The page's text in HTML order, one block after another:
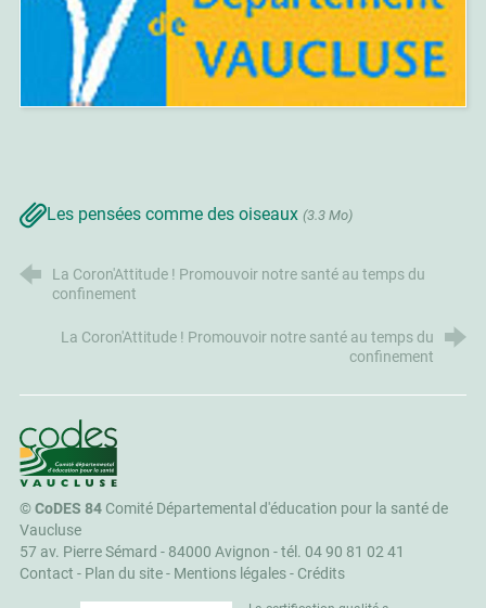
Les pensées comme des oiseaux (3.3 Mo)
La Coron'Attitude ! Promouvoir notre santé au temps du
confinement
La Coron'Attitude ! Promouvoir notre santé au temps du
confinement
CoDES 84
©CoDES 84Comité Départemental d'éducation pour la santé de
Vaucluse
57 av. Pierre Sémard - 84000 Avignon -tél. 04 90 81 02 41
Contact - Plan du site- Mentions légales- Crédits